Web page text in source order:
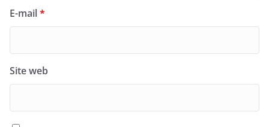
E-mail*
Site web